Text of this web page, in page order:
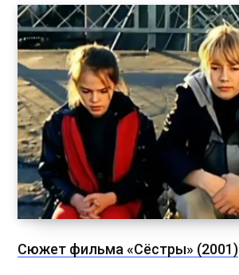
Сюжет фильма «Сёстры» (2001)